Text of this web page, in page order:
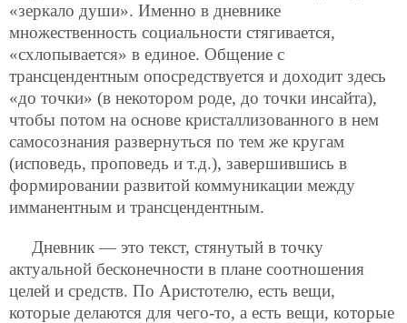
«зеркало души». Именно в дневнике
множественность социальности стягивается,
«схлопывается» в единое. Общение с
трансцендентным опосредствуется и доходит здесь
«до точки» (в некотором роде, до точки инсайта),
чтобы потом на основе кристаллизованного в нем
самосознания развернуться по тем же кругам
(исповедь, проповедь и т.д.), завершившись в
формировании развитой коммуникации между
имманентным и трансцендентным.
Дневник — это текст, стянутый в точку
актуальной бесконечности в плане соотношения
целей и средств. По Аристотелю, есть вещи,
которые делаются для чего-то, а есть вещи, которые